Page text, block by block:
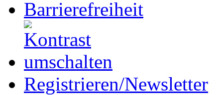
Registrieren/Newsletter